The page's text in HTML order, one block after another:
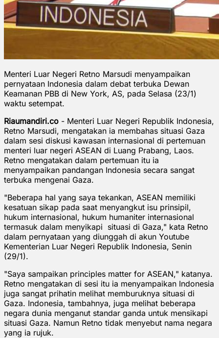
Menteri Luar Negeri Retno Marsudi menyampaikan
pernyataan Indonesia dalam debat terbuka Dewan
Keamanan PBB di New York, AS, pada Selasa (23/1)
waktu setempat.
Riaumandiri.co - Menteri Luar Negeri Republik Indonesia,
Retno Marsudi, mengatakan ia membahas situasi Gaza
dalam sesi diskusi kawasan internasional di pertemuan
menteri luar negeri ASEAN di Luang Prabang, Laos.
Retno mengatakan dalam pertemuan itu ia
menyampaikan pandangan Indonesia secara sangat
terbuka mengenai Gaza.
"Beberapa hal yang saya tekankan, ASEAN memiliki
kesatuan sikap pada saat menyangkut isu prinsipil,
hukum internasional, hukum humaniter internasional
termasuk dalam menyikapi situasi di Gaza," kata Retno
dalam pernyataan yang diunggah di akun Youtube
Kementerian Luar Negeri Republik Indonesia, Senin
(29/1).
"Saya sampaikan principles matter for ASEAN," katanya.
Retno mengatakan di sesi itu ia menyampaikan Indonesia
juga sangat prihatin melihat memburuknya situasi di
Gaza. Indonesia, tambahnya, juga melihat beberapa
negara dunia menganut standar ganda untuk mensikapi
situasi Gaza. Namun Retno tidak menyebut nama negara
yang ia rujuk.